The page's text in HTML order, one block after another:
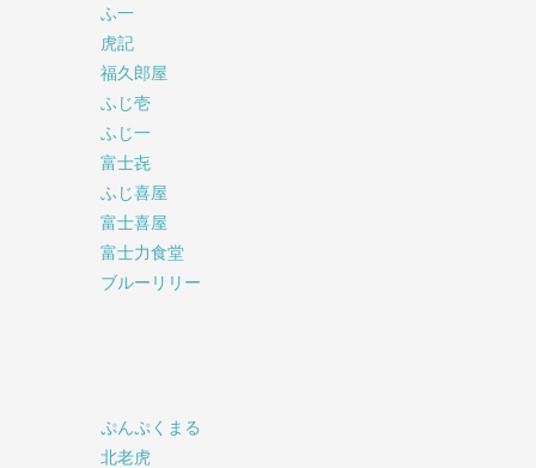
ふ一
虎記
福久郎屋
ふじ壱
ふじ一
富士㐂
ふじ喜屋
富士喜屋
富士力食堂
ブルーリリー
ぷんぷくまる
北老虎